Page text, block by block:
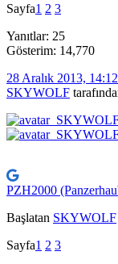
Sayfa1 2 3
Yanıtlar: 25
Gösterim: 14,770
28 Aralık 2013,
SKYWOLF
PZH2000
Başlatan SKYWOLF
Sayfa1 2 3